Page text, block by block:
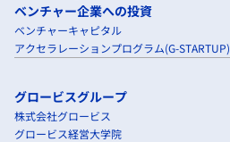
ベンチャー企業への投資
ベンチャーキャピタル
アクセラレーションプログラム(G-STARTUP)
グロービスグループ
株式会社グロービス
グロービス経営大学院